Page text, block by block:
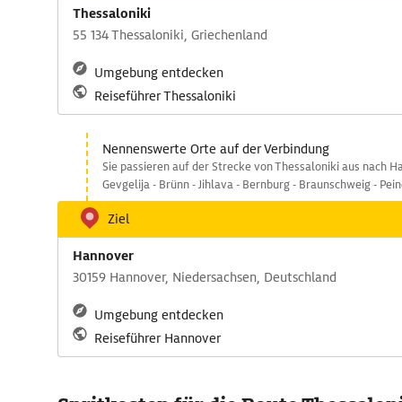
Thessaloniki
55 134 Thessaloniki, Griechenland
Umgebung entdecken
Reiseführer Thessaloniki
Nennenswerte Orte auf der Verbindung
Sie passieren auf der Strecke von Thessaloniki aus nach
Gevgelija - Brünn - Jihlava - Bernburg - Braunschweig -
Ziel
Hannover
30159 Hannover, Niedersachsen, Deutschland
Umgebung entdecken
Reiseführer Hannover